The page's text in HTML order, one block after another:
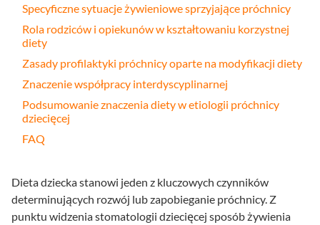
Specyficzne sytuacje żywieniowe sprzyjające próchnicy
Rola rodziców i opiekunów w kształtowaniu korzystnej
diety
Zasady profilaktyki próchnicy oparte na modyfikacji diety
Znaczenie współpracy interdyscyplinarnej
Podsumowanie znaczenia diety w etiologii próchnicy
dziecięcej
FAQ
Dieta dziecka stanowi jeden z kluczowych czynników
determinujących rozwój lub zapobieganie próchnicy. Z
punktu widzenia stomatologii dziecięcej sposób żywienia